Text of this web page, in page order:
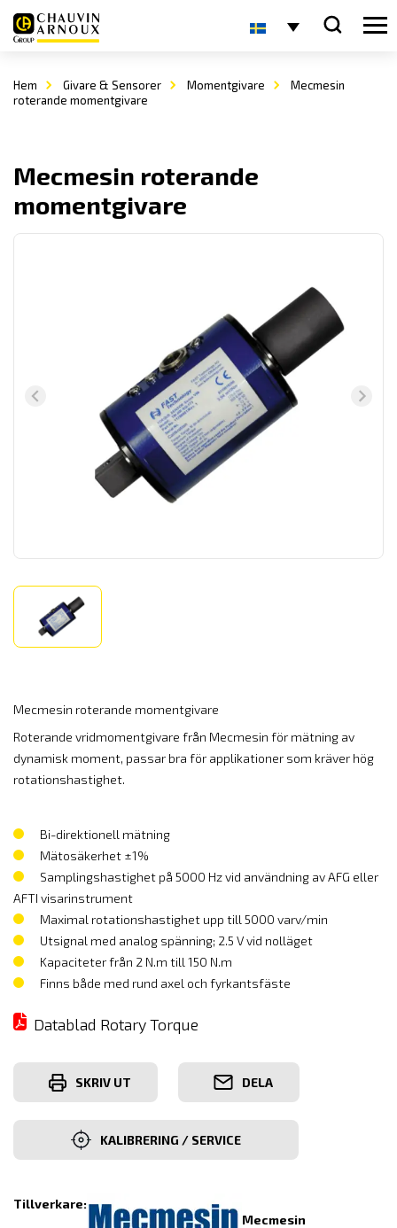
Hem Givare & Sensorer Momentgivare
Mecmesin
roterande momentgivare
Mecmesin roterande
momentgivare
Mecmesin roterande momentgivare
Roterande vridmomentgivare från Mecmesin för mätning av
dynamisk moment, passar bra för applikationer som kräver hög
rotationshastighet.
Bi-direktionell mätning
Mätosäkerhet ±1%
Samplingshastighet på 5000 Hz vid användning av AFG eller
AFTI visarinstrument
Maximal rotationshastighet upp till 5000 varv/min
Utsignal med analog spänning; 2.5 V vid nolläget
Kapaciteter från 2 N.m till 150 N.m
Finns både med rund axel och fyrkantsfäste
Datablad Rotary Torque
SKRIV UT DELA
KALIBRERING / SERVICE
Tillverkare:
Mecmesin